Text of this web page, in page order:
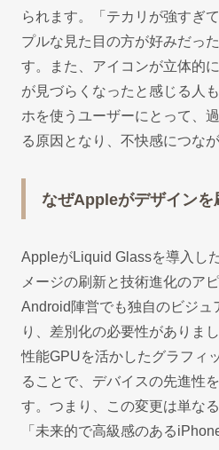
られます。「テカリが強すぎ
プルな見た目の方が好みだっ
す。また、アイコンが立体的
が見づらくなったと感じる人
ホを使うユーザーにとって、
る原因となり、不快感につな
なぜAppleがデザインを
AppleがLiquid Glassを導入し
メージの刷新と技術進化のア
Android陣営でも独自のビジュ
り、差別化の必要性がありま
性能GPUを活かしたグラフィ
ることで、デバイスの先進性
す。つまり、この変更は単な
「未来的で高級感のある